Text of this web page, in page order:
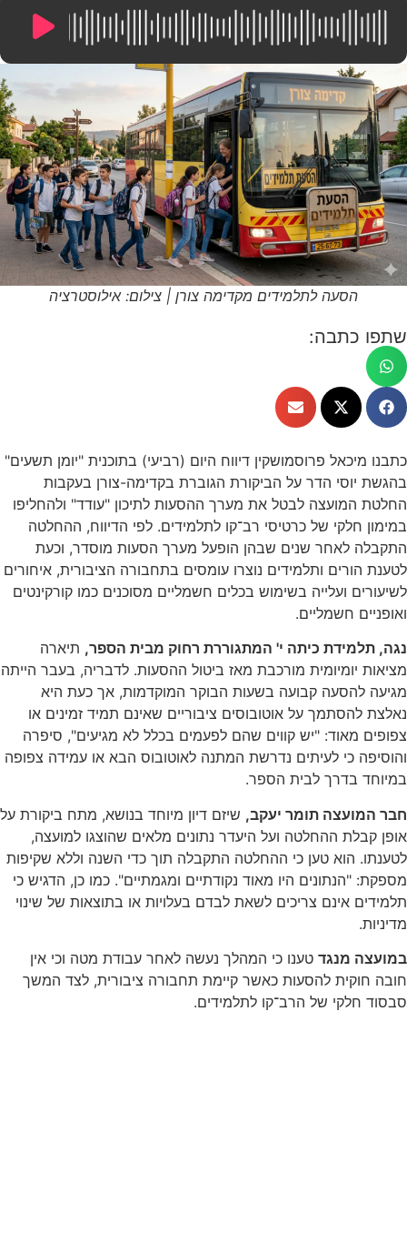
0:00
/
14:05
הסעה לתלמידים מקדימה צורן | צילום: אילוסטרציה
שתפו כתבה:
כתבנו מיכאל פרוסמושקין דיווח היום (רביעי) בתוכנית "יומן תשעים"
בהגשת יוסי הדר על הביקורת הגוברת בקדימה-צורן בעקבות
החלטת המועצה לבטל את מערך ההסעות לתיכון "עודד" ולהחליפו
במימון חלקי של כרטיסי רב־קו לתלמידים. לפי הדיווח, ההחלטה
התקבלה לאחר שנים שבהן הופעל מערך הסעות מוסדר, וכעת
לטענת הורים ותלמידים נוצרו עומסים בתחבורה הציבורית, איחורים
לשיעורים ועלייה בשימוש בכלים חשמליים מסוכנים כמו קורקינטים
ואופניים חשמליים.
נגה, תלמידת כיתה י' המתגוררת רחוק מבית הספר, תיארה
מציאות יומיומית מורכבת מאז ביטול ההסעות. לדבריה, בעבר הייתה
מגיעה להסעה קבועה בשעות הבוקר המוקדמות, אך כעת היא
נאלצת להסתמך על אוטובוסים ציבוריים שאינם תמיד זמינים או
צפופים מאוד: "יש קווים שהם לפעמים בכלל לא מגיעים", סיפרה
והוסיפה כי לעיתים נדרשת המתנה לאוטובוס הבא או עמידה צפופה
במיוחד בדרך לבית הספר.
חבר המועצה תומר יעקב, שיזם דיון מיוחד בנושא, מתח ביקורת על
אופן קבלת ההחלטה ועל היעדר נתונים מלאים שהוצגו למועצה,
לטענתו. הוא טען כי ההחלטה התקבלה תוך כדי השנה וללא שקיפות
מספקת: "הנתונים היו מאוד נקודתיים ומגמתיים". כמו כן, הדגיש כי
תלמידים אינם צריכים לשאת לבדם בעלויות או בתוצאות של שינוי
מדיניות.
במועצה מנגד טענו כי המהלך נעשה לאחר עבודת מטה וכי אין
חובה חוקית להסעות כאשר קיימת תחבורה ציבורית, לצד המשך
סבסוד חלקי של הרב־קו לתלמידים.